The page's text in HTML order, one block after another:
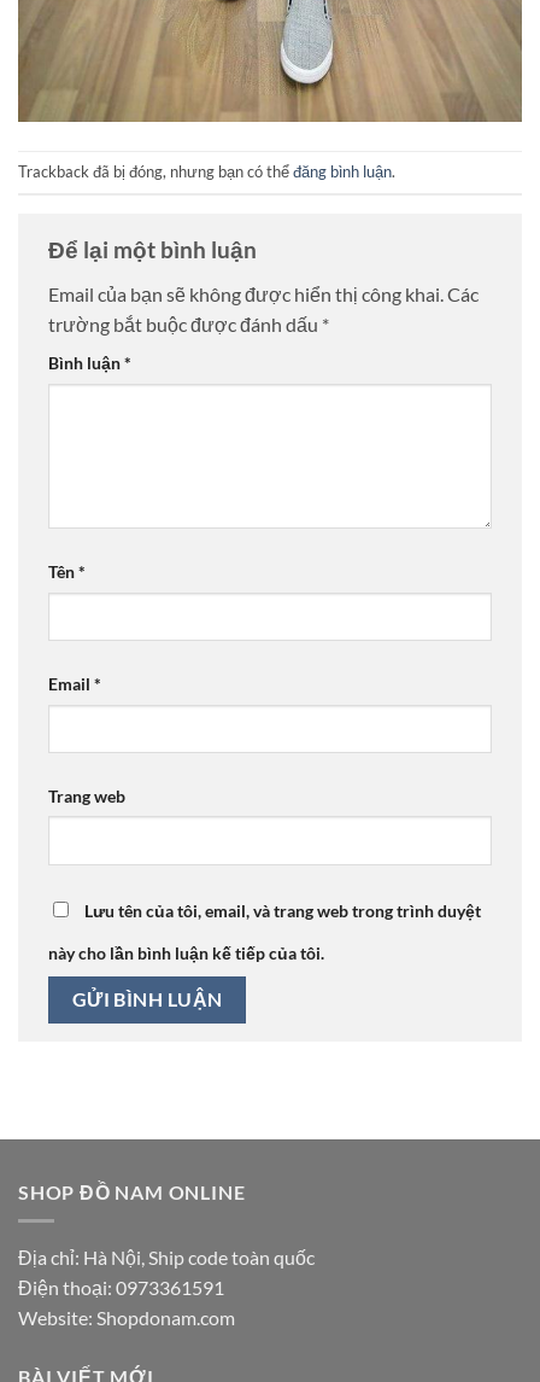
Trackback đã bị đóng, nhưng bạn có thểđăng bình luận.
Để lại một bình luận
Email của bạn sẽ không được hiển thị công khai.Các
trường bắt buộc được đánh dấu *
Bình luận*
Tên*
Email *
Trang web
Lưu tên của tôi, email, và trang web trong trình duyệt
này cho lần bình luận kế tiếp của tôi.
SHOP ĐỒ NAM ONLINE
Địa chỉ: Hà Nội, Ship code toàn quốc
Điện thoại: 0973361591
Website: Shopdonam.com
BÀI VIẾT MỚI